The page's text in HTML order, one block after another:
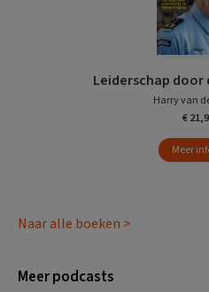
Leiderschap door
Harry van
€
Meer
Naar alle boeken >
Meer podcasts